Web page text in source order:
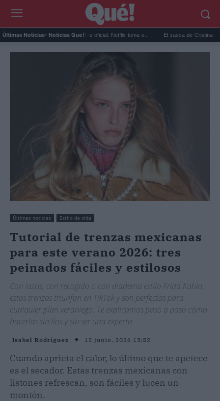
Últimas Noticias- Noticias Que!:
temporada 2 ya es oficial: Netflix toma e... El zasca de Cristina Castaño
Últimas noticias Estilo de vida
Tutorial de trenzas mexicanas
para este verano 2026: tres
peinados fáciles y estilosos
Con lazos, con recogido o con diadema estilo Frida Kahlo,
estas trenzas triunfan en TikTok y son perfectas para
cualquier plan veraniego. Te explicamos paso a paso cómo
hacerlas sin líos y sin ser una experta.
Isabel Rodríguez 12 junio, 2026 13:52
Cuando aprieta el calor, lo último que te apetece
es el secador. Estas trenzas mexicanas con
listones refrescan, son fáciles y lucen un
montón.